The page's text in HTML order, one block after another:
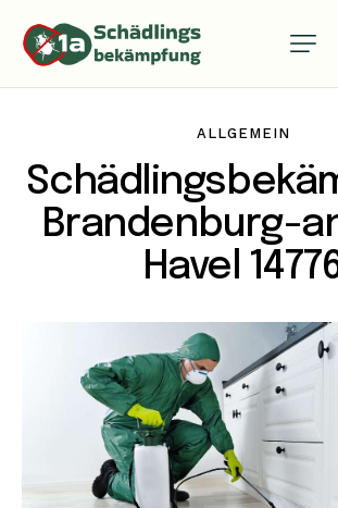
ALLGEMEIN
Brandenburg-
Havel